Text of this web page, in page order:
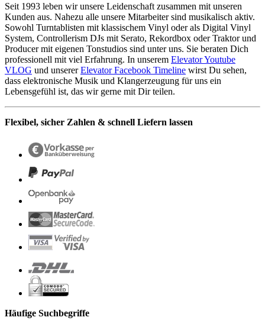
Seit 1993 leben wir unsere Leidenschaft zusammen mit unseren
Kunden aus. Nahezu alle unsere Mitarbeiter sind musikalisch aktiv.
Sowohl Turntablisten mit klassischem Vinyl oder als Digital Vinyl
System, Controllerism DJs mit Serato, Rekordbox oder Traktor und
Producer mit eigenen Tonstudios sind unter uns. Sie beraten Dich
professionell mit viel Erfahrung. In unserem Elevator Youtube
VLOG und unsererElevator Facebook Timeline wirst Du sehen,
dass elektronische Musik und Klangerzeugung für uns ein
Lebensgefühl ist, das wir gerne mit Dir teilen.
Flexibel, sicher Zahlen & schnell Liefern lassen
Häufige Suchbegriffe